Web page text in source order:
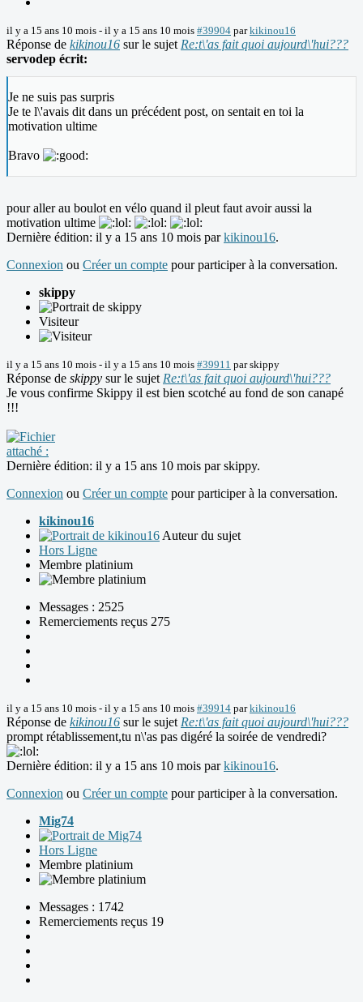
il y a 15 ans 10 mois - il y a 15 ans 10 mois #39904 parkikinou16
Réponse de kikinou16 sur le sujet Re:t\'as fait quoi aujourd\'hui???
servodep écrit:
Je ne suis pas surpris
Je te l\'avais dit dans un précédent post, on sentait en toi la
motivation ultime
Bravo
pour aller au boulot en vélo quand il pleut faut avoir aussi la
motivation ultime
Dernière édition: il y a 15 ans 10 mois parkikinou16.
Connexion ou Créer un compte pour participer à la conversation.
skippy
Visiteur
il y a 15 ans 10 mois - il y a 15 ans 10 mois #39911 parskippy
Réponse de skippy sur le sujet Re:t\'as fait quoi aujourd\'hui???
Je vous confirme Skippy il est bien scotché au fond de son canapé
!!!
Dernière édition: il y a 15 ans 10 mois parskippy.
Connexion ou Créer un compte pour participer à la conversation.
kikinou16
Auteur du sujet
Hors Ligne
Membre platinium
Messages : 2525
Remerciements reçus 275
il y a 15 ans 10 mois - il y a 15 ans 10 mois #39914 parkikinou16
Réponse de kikinou16 sur le sujet Re:t\'as fait quoi aujourd\'hui???
prompt rétablissement,tu n\'as pas digéré la soirée de vendredi?
Dernière édition: il y a 15 ans 10 mois parkikinou16.
Connexion ou Créer un compte pour participer à la conversation.
Mig74
Hors Ligne
Membre platinium
Messages : 1742
Remerciements reçus 19